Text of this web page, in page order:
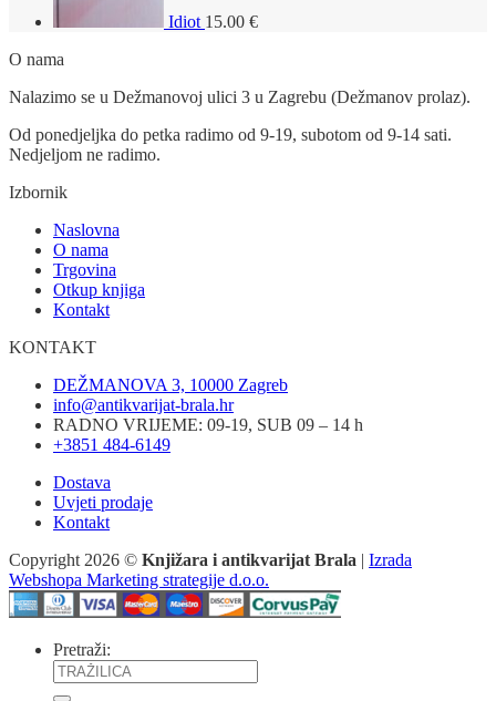
Idiot 15.00 €
O nama
Nalazimo se u Dežmanovoj ulici 3 u Zagrebu (Dežmanov prolaz).
Od ponedjeljka do petka radimo od 9-19, subotom od 9-14 sati.
Nedjeljom ne radimo.
Izbornik
Naslovna
O nama
Trgovina
Otkup knjiga
Kontakt
KONTAKT
DEŽMANOVA 3, 10000 Zagreb
info@antikvarijat-brala.hr
RADNO VRIJEME: 09-19, SUB 09 – 14 h
+3851 484-6149
Dostava
Uvjeti prodaje
Kontakt
Copyright 2026 © Knjižara i antikvarijat Brala | Izrada
Webshopa Marketing strategije d.o.o.
Pretraži: